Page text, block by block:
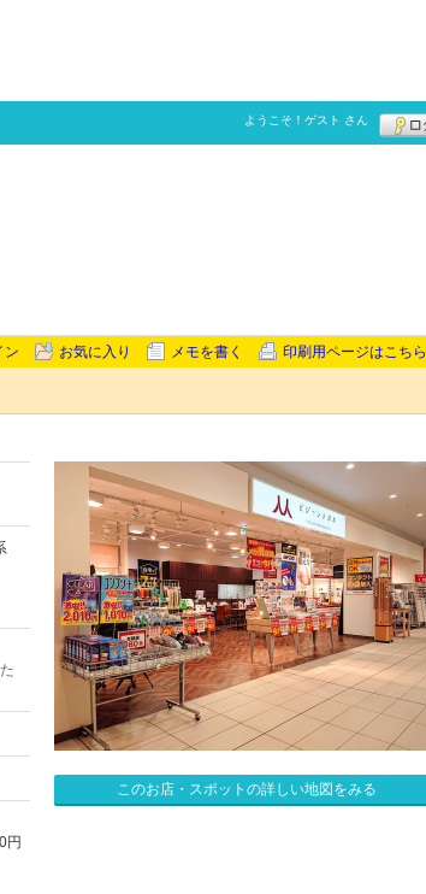
ようこそ！ ゲスト さん
ン お気に入り メモを書く 印刷用ページはこちら
円
このお店・スポットの詳しい地図をみる